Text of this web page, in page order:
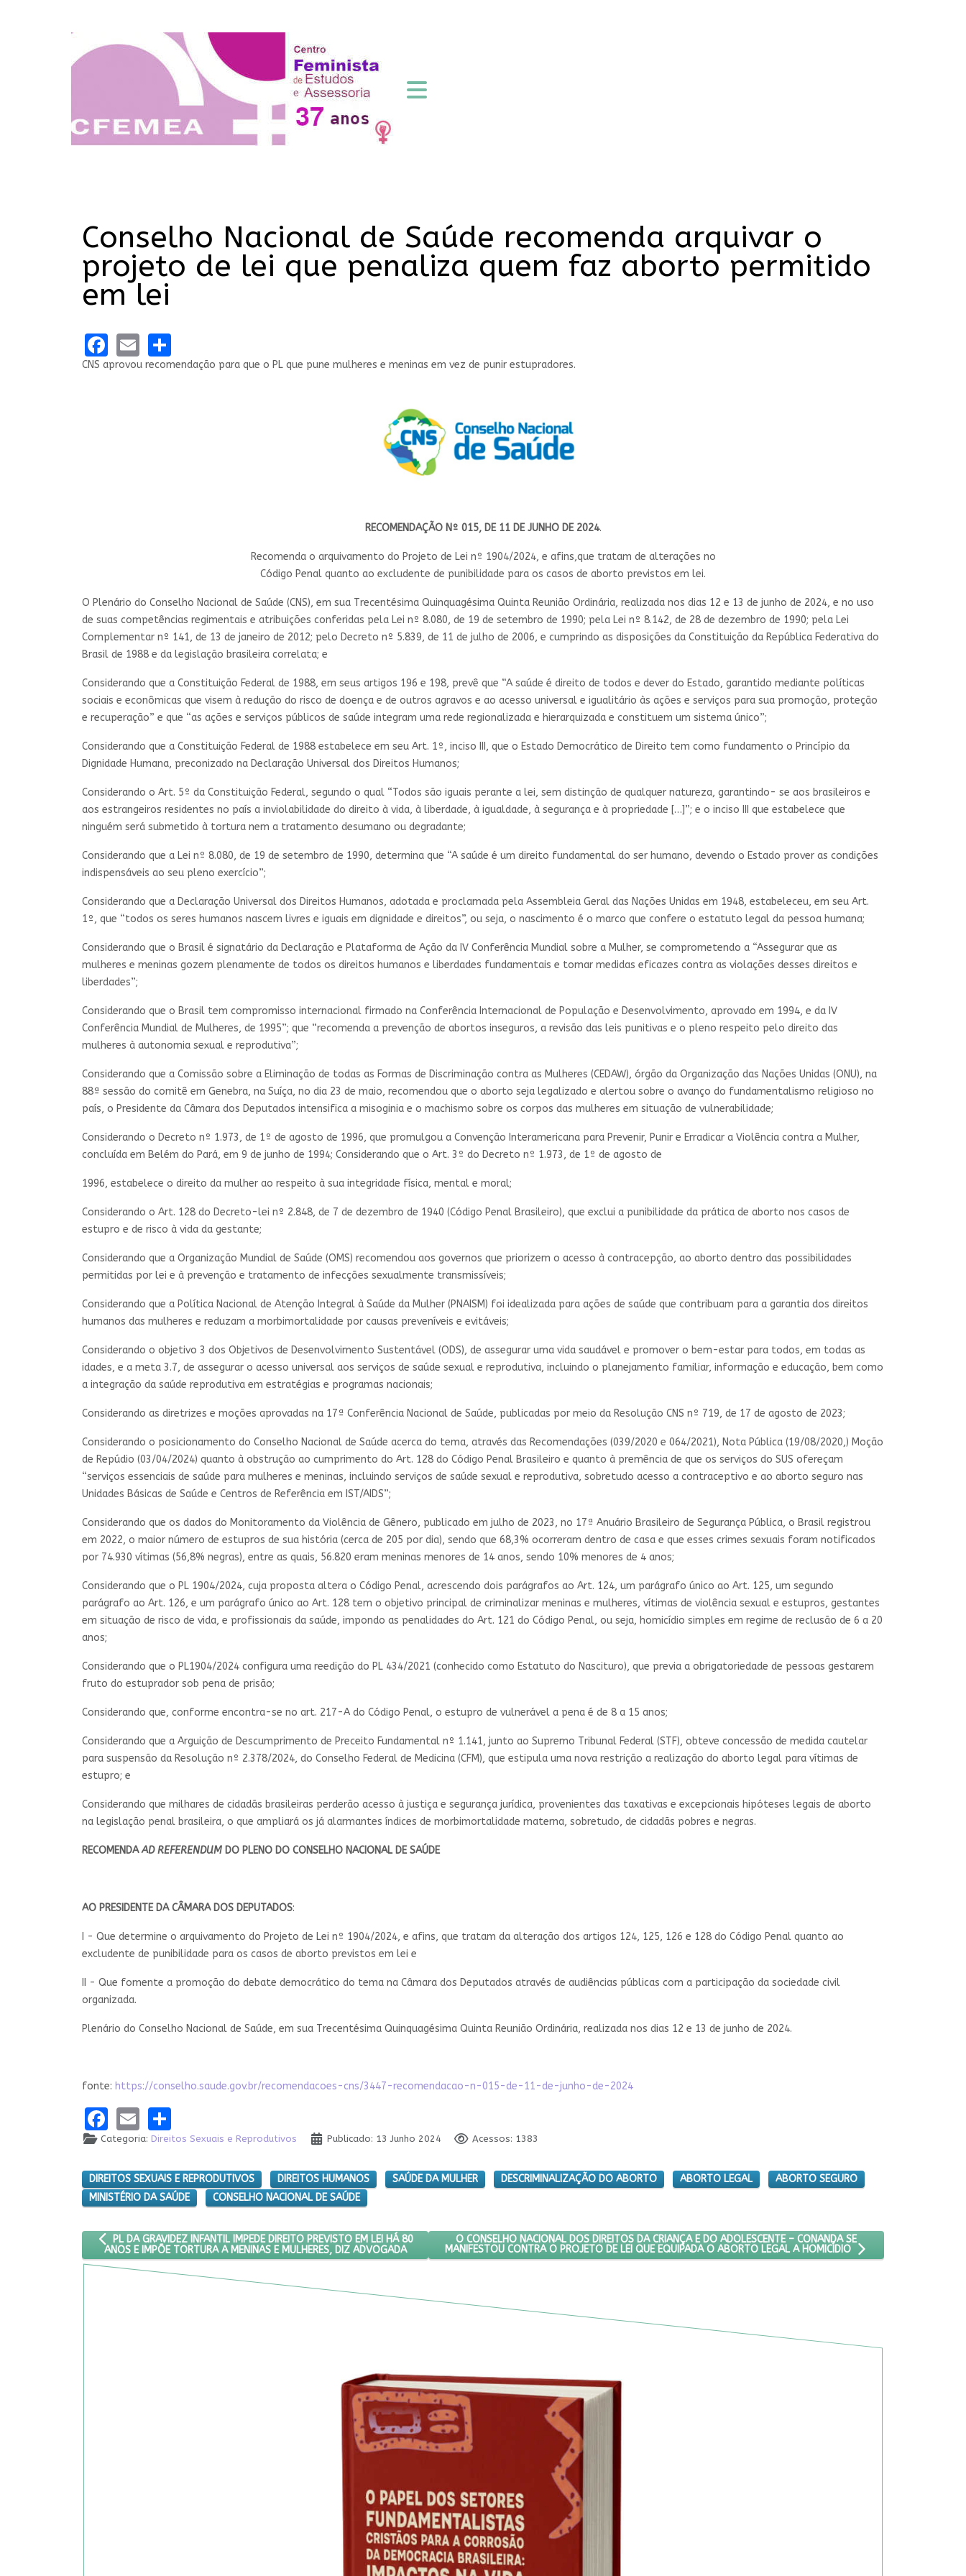
Conselho Nacional de Saúde recomenda arquivar o
projeto de lei que penaliza quem faz aborto permitido
em lei
Facebook
Email
CNS aprovou recomendação para que o PL que pune mulheres e meninas em vez de punir estupradores.
RECOMENDAÇÃO Nº 015, DE 11 DE JUNHO DE 2024.
Recomenda o arquivamento do Projeto de Lei nº 1904/2024, e afins,que tratam de alterações no
Código Penal quanto ao excludente de punibilidade para os casos de aborto previstos em lei.
O Plenário do Conselho Nacional de Saúde (CNS), em sua Trecentésima Quinquagésima Quinta Reunião Ordinária, realizada nos dias 12 e 13 de junho de 2024, e no uso
de suas competências regimentais e atribuições conferidas pela Lei nº 8.080, de 19 de setembro de 1990; pela Lei nº 8.142, de 28 de dezembro de 1990; pela Lei
Complementar nº 141, de 13 de janeiro de 2012; pelo Decreto nº 5.839, de 11 de julho de 2006, e cumprindo as disposições da Constituição da República Federativa do
Brasil de 1988 e da legislação brasileira correlata; e
Considerando que a Constituição Federal de 1988, em seus artigos 196 e 198, prevê que “A saúde é direito de todos e dever do Estado, garantido mediante políticas
sociais e econômicas que visem à redução do risco de doença e de outros agravos e ao acesso universal e igualitário às ações e serviços para sua promoção, proteção
e recuperação” e que “as ações e serviços públicos de saúde integram uma rede regionalizada e hierarquizada e constituem um sistema único”;
Considerando que a Constituição Federal de 1988 estabelece em seu Art. 1º, inciso III, que o Estado Democrático de Direito tem como fundamento o Princípio da
Dignidade Humana, preconizado na Declaração Universal dos Direitos Humanos;
Considerando o Art. 5º da Constituição Federal, segundo o qual “Todos são iguais perante a lei, sem distinção de qualquer natureza, garantindo- se aos brasileiros e
aos estrangeiros residentes no país a inviolabilidade do direito à vida, à liberdade, à igualdade, à segurança e à propriedade […]”; e o inciso III que estabelece que
ninguém será submetido à tortura nem a tratamento desumano ou degradante;
Considerando que a Lei nº 8.080, de 19 de setembro de 1990, determina que “A saúde é um direito fundamental do ser humano, devendo o Estado prover as condições
indispensáveis ao seu pleno exercício”;
Considerando que a Declaração Universal dos Direitos Humanos, adotada e proclamada pela Assembleia Geral das Nações Unidas em 1948, estabeleceu, em seu Art.
1º, que “todos os seres humanos nascem livres e iguais em dignidade e direitos”, ou seja, o nascimento é o marco que confere o estatuto legal da pessoa humana;
Considerando que o Brasil é signatário da Declaração e Plataforma de Ação da IV Conferência Mundial sobre a Mulher, se comprometendo a “Assegurar que as
mulheres e meninas gozem plenamente de todos os direitos humanos e liberdades fundamentais e tomar medidas eficazes contra as violações desses direitos e
liberdades”;
Considerando que o Brasil tem compromisso internacional firmado na Conferência Internacional de População e Desenvolvimento, aprovado em 1994, e da IV
Conferência Mundial de Mulheres, de 1995”; que “recomenda a prevenção de abortos inseguros, a revisão das leis punitivas e o pleno respeito pelo direito das
mulheres à autonomia sexual e reprodutiva”;
Considerando que a Comissão sobre a Eliminação de todas as Formas de Discriminação contra as Mulheres (CEDAW), órgão da Organização das Nações Unidas (ONU), na
88ª sessão do comitê em Genebra, na Suíça, no dia 23 de maio, recomendou que o aborto seja legalizado e alertou sobre o avanço do fundamentalismo religioso no
país, o Presidente da Câmara dos Deputados intensifica a misoginia e o machismo sobre os corpos das mulheres em situação de vulnerabilidade;
Considerando o Decreto nº 1.973, de 1º de agosto de 1996, que promulgou a Convenção Interamericana para Prevenir, Punir e Erradicar a Violência contra a Mulher,
concluída em Belém do Pará, em 9 de junho de 1994; Considerando que o Art. 3º do Decreto nº 1.973, de 1º de agosto de
1996, estabelece o direito da mulher ao respeito à sua integridade física, mental e moral;
Considerando o Art. 128 do Decreto-lei nº 2.848, de 7 de dezembro de 1940 (Código Penal Brasileiro), que exclui a punibilidade da prática de aborto nos casos de
estupro e de risco à vida da gestante;
Considerando que a Organização Mundial de Saúde (OMS) recomendou aos governos que priorizem o acesso à contracepção, ao aborto dentro das possibilidades
permitidas por lei e à prevenção e tratamento de infecções sexualmente transmissíveis;
Considerando que a Política Nacional de Atenção Integral à Saúde da Mulher (PNAISM) foi idealizada para ações de saúde que contribuam para a garantia dos direitos
humanos das mulheres e reduzam a morbimortalidade por causas preveníveis e evitáveis;
Considerando o objetivo 3 dos Objetivos de Desenvolvimento Sustentável (ODS), de assegurar uma vida saudável e promover o bem-estar para todos, em todas as
idades, e a meta 3.7, de assegurar o acesso universal aos serviços de saúde sexual e reprodutiva, incluindo o planejamento familiar, informação e educação, bem como
a integração da saúde reprodutiva em estratégias e programas nacionais;
Considerando as diretrizes e moções aprovadas na 17ª Conferência Nacional de Saúde, publicadas por meio da Resolução CNS nº 719, de 17 de agosto de 2023;
Considerando o posicionamento do Conselho Nacional de Saúde acerca do tema, através das Recomendações (039/2020 e 064/2021), Nota Pública (19/08/2020,) Moção
de Repúdio (03/04/2024) quanto à obstrução ao cumprimento do Art. 128 do Código Penal Brasileiro e quanto à premência de que os serviços do SUS ofereçam
“serviços essenciais de saúde para mulheres e meninas, incluindo serviços de saúde sexual e reprodutiva, sobretudo acesso a contraceptivo e ao aborto seguro nas
Unidades Básicas de Saúde e Centros de Referência em IST/AIDS”;
Considerando que os dados do Monitoramento da Violência de Gênero, publicado em julho de 2023, no 17ª Anuário Brasileiro de Segurança Pública, o Brasil registrou
em 2022, o maior número de estupros de sua história (cerca de 205 por dia), sendo que 68,3% ocorreram dentro de casa e que esses crimes sexuais foram notificados
por 74.930 vítimas (56,8% negras), entre as quais, 56.820 eram meninas menores de 14 anos, sendo 10% menores de 4 anos;
Considerando que o PL 1904/2024, cuja proposta altera o Código Penal, acrescendo dois parágrafos ao Art. 124, um parágrafo único ao Art. 125, um segundo
parágrafo ao Art. 126, e um parágrafo único ao Art. 128 tem o objetivo principal de criminalizar meninas e mulheres, vítimas de violência sexual e estupros, gestantes
em situação de risco de vida, e profissionais da saúde, impondo as penalidades do Art. 121 do Código Penal, ou seja, homicídio simples em regime de reclusão de 6 a 20
anos;
Considerando que o PL1904/2024 configura uma reedição do PL 434/2021 (conhecido como Estatuto do Nascituro), que previa a obrigatoriedade de pessoas gestarem
fruto do estuprador sob pena de prisão;
Considerando que, conforme encontra-se no art. 217-A do Código Penal, o estupro de vulnerável a pena é de 8 a 15 anos;
Considerando que a Arguição de Descumprimento de Preceito Fundamental nº 1.141, junto ao Supremo Tribunal Federal (STF), obteve concessão de medida cautelar
para suspensão da Resolução nº 2.378/2024, do Conselho Federal de Medicina (CFM), que estipula uma nova restrição a realização do aborto legal para vítimas de
estupro; e
Considerando que milhares de cidadãs brasileiras perderão acesso à justiça e segurança jurídica, provenientes das taxativas e excepcionais hipóteses legais de aborto
na legislação penal brasileira, o que ampliará os já alarmantes índices de morbimortalidade materna, sobretudo, de cidadãs pobres e negras.
RECOMENDAAD REFERENDUM DO PLENO DO CONSELHO NACIONAL DE SAÚDE
AO PRESIDENTE DA CÂMARA DOS DEPUTADOS:
I - Que determine o arquivamento do Projeto de Lei nº 1904/2024, e afins, que tratam da alteração dos artigos 124, 125, 126 e 128 do Código Penal quanto ao
excludente de punibilidade para os casos de aborto previstos em lei e
II - Que fomente a promoção do debate democrático do tema na Câmara dos Deputados através de audiências públicas com a participação da sociedade civil
organizada.
Plenário do Conselho Nacional de Saúde, em sua Trecentésima Quinquagésima Quinta Reunião Ordinária, realizada nos dias 12 e 13 de junho de 2024.
fonte: https://conselho.saude.gov.br/recomendacoes-cns/3447-recomendacao-n-015-de-11-de-junho-de-2024
Facebook
Email
Categoria: Direitos Sexuais e Reprodutivos Publicado: 13 Junho 2024 Acessos: 1383
DIREITOS SEXUAIS E REPRODUTIVOS DIREITOS HUMANOS SAÚDE DA MULHER DESCRIMINALIZAÇÃO DO ABORTO ABORTO LEGAL
ABORTO SEGURO
MINISTÉRIO DA SAÚDE
CONSELHO NACIONAL DE SAÚDE
ARTIGO ANTERIOR: PL DA GRAVIDEZ INFANTIL IMPEDE DIREITO PREVISTO EM LEI HÁ 80 ANOS E IMPÕE TORTURA A MENINAS E MULHERES, DIZ ADVOGADA
PL DA GRAVIDEZ INFANTIL IMPEDE DIREITO PREVISTO EM LEI HÁ 80
ANOS E IMPÕE TORTURA A MENINAS E MULHERES, DIZ ADVOGADA
PRÓXIMO ARTIGO: O CONSELHO NACIONAL DOS DIREITOS DA CRIANÇA E DO ADOLESCENTE – CONANDA SE
O CONSELHO NACIONAL DOS DIREITOS DA CRIANÇA E DO ADOLESCENTE – CONANDA SE
MANIFESTOU CONTRA O PROJETO DE LEI QUE EQUIPADA O ABORTO LEGAL A HOMICÍDIO